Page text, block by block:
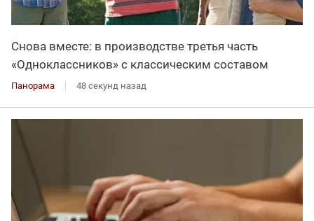
Снова вместе: в производстве третья часть
«Одноклассников» с классическим составом
Панорама 48 секунд назад